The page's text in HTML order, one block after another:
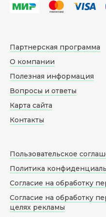
Партнерская программа
О компании
Полезная информация
Вопросы и ответы
Карта сайта
Контакты
Пользовательское
Политика
Согласие на обработку
Согласие на обработку
целях рекламы